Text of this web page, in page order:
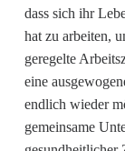
dass sich ihr
hat zu arbeiten,
geregelte
eine
endlich wieder
gemeinsame